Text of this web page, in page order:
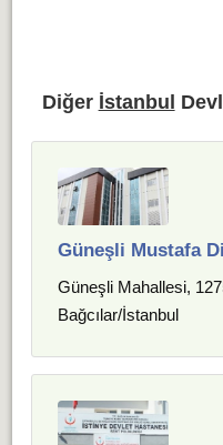
Diğer İstanbul
Güneşli Mustafa
Güneşli Mahallesi,
Bağcılar/İstanbul